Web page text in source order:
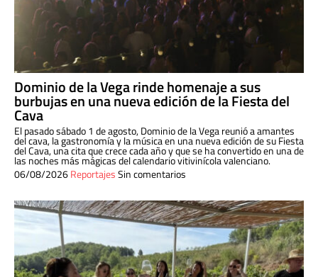
Dominio de la Vega rinde homenaje a sus
burbujas en una nueva edición de la Fiesta del
Cava
El pasado sábado 1 de agosto, Dominio de la Vega reunió a amantes
del cava, la gastronomía y la música en una nueva edición de su Fiesta
del Cava, una cita que crece cada año y que se ha convertido en una de
las noches más mágicas del calendario vitivinícola valenciano.
06/08/2026ReportajesSin comentarios